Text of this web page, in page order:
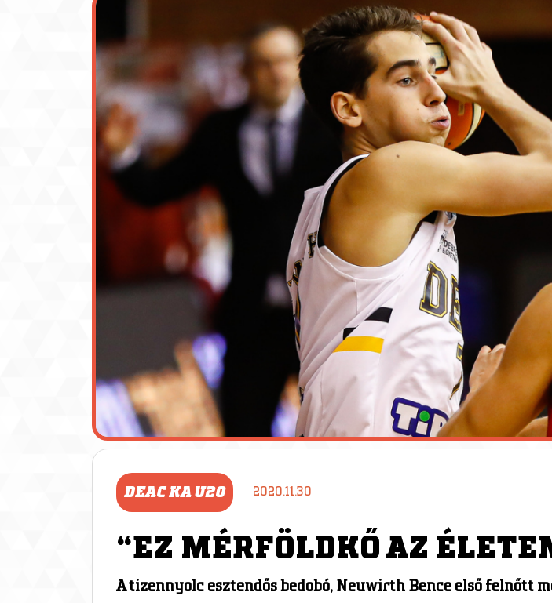
DEAC KA U20 2020.11.30
“EZ MÉRFÖLDKŐ AZ
A tizennyolc esztendős bedobó, Neuwirth Bence első felnőtt